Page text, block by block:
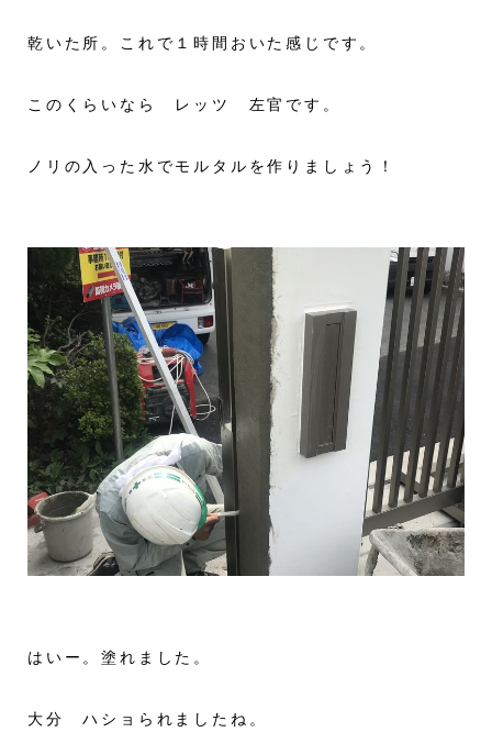
乾いた所。これで１時間おいた感じです。
このくらいなら レッツ 左官です。
ノリの入った水でモルタルを作りましょう！
はいー。塗れました。
大分 ハショられましたね。